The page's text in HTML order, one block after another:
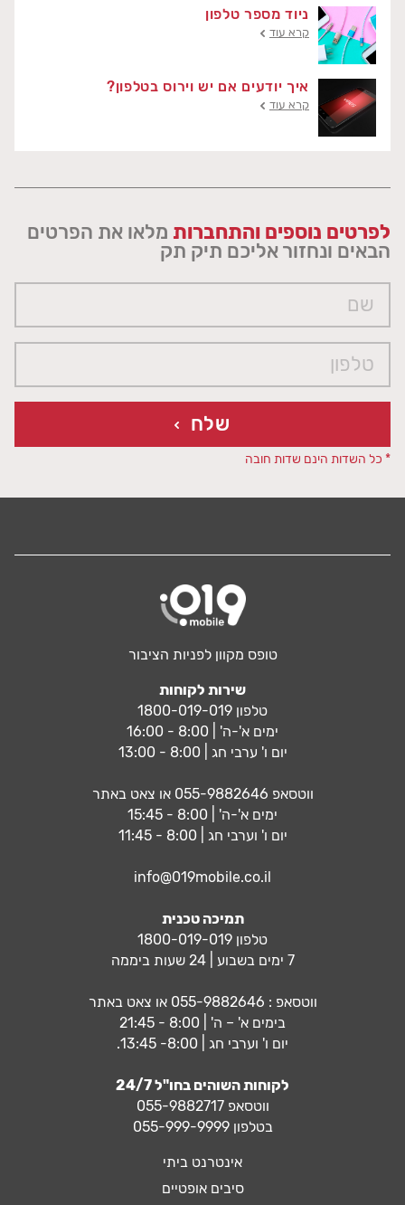
ניוד מספר טלפון
קרא עוד
איך יודעים אם יש וירוס בטלפון?
קרא עוד
לפרטים נוספים והתחברות מלאו את הפרטים
הבאים ונחזור אליכם תיק תק
שלח
* כל השדות הינם שדות חובה
טופס מקוון לפניות הציבור
שירות לקוחות
טלפון 1800-019-019
ימים א'-ה' | 8:00 - 16:00
יום ו' ערבי חג | 8:00 - 13:00
ווטסאפ 055-9882646 או צאט באתר
ימים א'-ה' | 8:00 - 15:45
יום ו' וערבי חג | 8:00 - 11:45
info@019mobile.co.il
תמיכה טכנית
טלפון 1800-019-019
7 ימים בשבוע | 24 שעות ביממה
ווטסאפ : 055-9882646 או צאט באתר
בימים א' – ה' | 8:00 - 21:45
יום ו' וערבי חג | 8:00- 13:45.
לקוחות השוהים בחו"ל 24/7
ווטסאפ055-9882717
בטלפון 055-999-9999
אינטרנט ביתי
סיבים אופטיים